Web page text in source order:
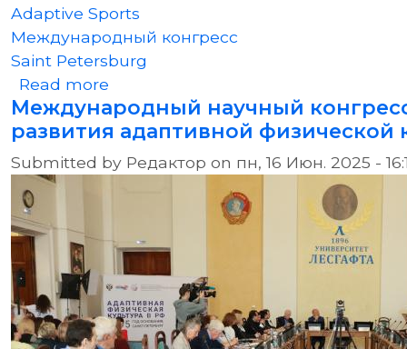
Adaptive Sports
Международный конгресс
Saint Petersburg
Read moreabout International Scientific
Международный научный
развития адаптивной физической
Submitted by Редактор on пн, 16 Июн. 2025 -